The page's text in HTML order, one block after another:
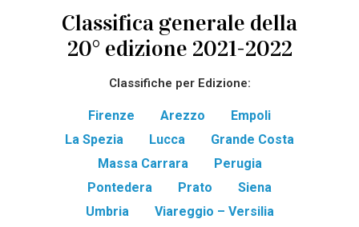
Classifica generale della
20° edizione 2021-2022
Classifiche per Edizione:
Firenze Arezzo
Empoli
La Spezia
Lucca
Grande Costa
Massa Carrara
Perugia
Pontedera
Prato
Siena
Umbria
Viareggio – Versilia